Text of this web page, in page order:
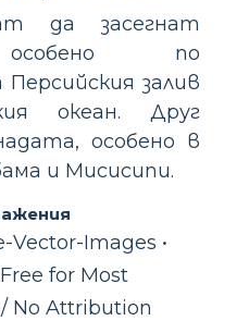
да засегнат
особено по
залив
океан. Друг
особено в
и Мисисипи.
Vector-Images •
for Most
No Attribution